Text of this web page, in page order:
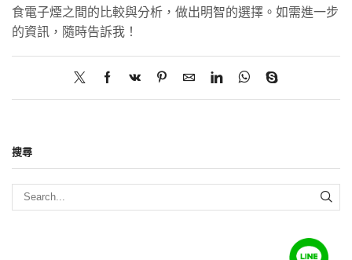
食電子煙之間的比較與分析，做出明智的選擇。如需進一步
的資訊，隨時告訴我！
搜尋